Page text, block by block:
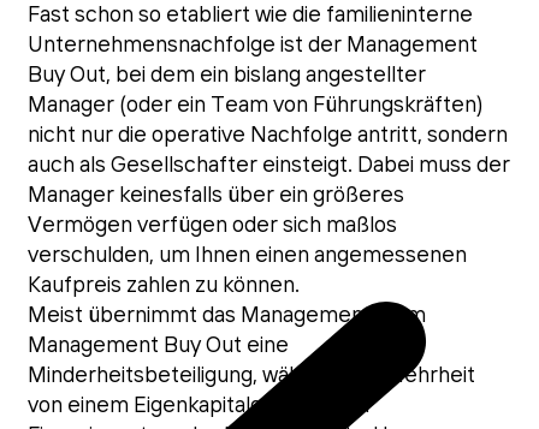
Fast schon so etabliert wie die familieninterne
Unternehmensnachfolge ist der Management
Buy Out, bei dem ein bislang angestellter
Manager (oder ein Team von Führungskräften)
nicht nur die operative Nachfolge antritt, sondern
auch als Gesellschafter einsteigt. Dabei muss der
Manager keinesfalls über ein größeres
Vermögen verfügen oder sich maßlos
verschulden, um Ihnen einen angemessenen
Kaufpreis zahlen zu können.
Meist übernimmt das Management beim
Management Buy Out eine
Minderheitsbeteiligung, während die Mehrheit
von einem Eigenkapitalgeber (auch